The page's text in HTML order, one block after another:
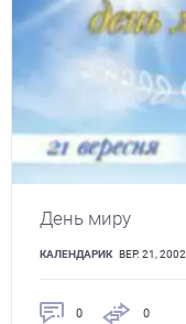
День миру
КАЛЕНДАРИК ВЕР. 21, 2002
0 0